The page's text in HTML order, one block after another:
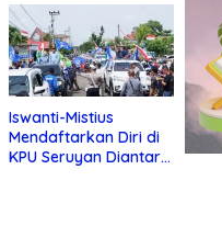
di Kotim
Iswanti-Mistius
Mendaftarkan Diri di
KPU Seruyan Diantar